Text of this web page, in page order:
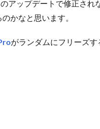
アップデートで修正され
かなと思います。
がランダムにフリーズ